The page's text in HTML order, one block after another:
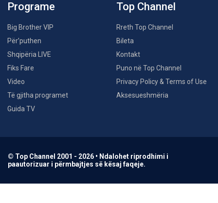
Programe
Big Brother VIP
Për’puthen
Shqipëria LIVE
Fiks Fare
Video
Të gjitha programet
Guida TV
Top Channel
Rreth Top Channel
Bileta
Kontakt
Puno në Top Channel
Privacy Policy & Terms of Use
Aksesueshmëria
© Top Channel 2001 - 2026 • Ndalohet riprodhimi i
paautorizuar i përmbajtjes së kësaj faqeje.